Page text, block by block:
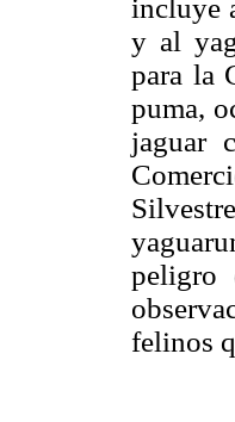
incluye
y al
para la
puma,
jaguar
peligro
felinos